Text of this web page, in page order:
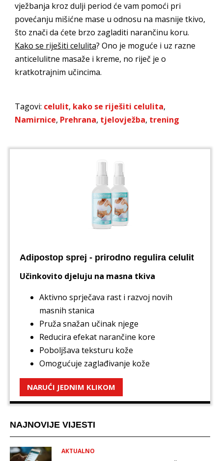
vježbanja kroz dulji period će vam pomoći pri
povećanju mišićne mase u odnosu na masnije tkivo,
što znači da ćete brzo zagladiti narančinu koru.
Kako se riješiti celulita? Ono je moguće i uz razne
anticelulitne masaže i kreme, no riječ je o
kratkotrajnim učincima.
Tagovi: celulit, kako se riješiti celulita,
Namirnice, Prehrana, tjelovježba, trening
Adipostop sprej - prirodno regulira celulit
Učinkovito djeluju na masna tkiva
Aktivno sprječava rast i razvoj novih
masnih stanica
Pruža snažan učinak njege
Reducira efekat narančine kore
Poboljšava teksturu kože
Omogućuje zaglađivanje kože
NARUĆI JEDNIM KLIKOM
NAJNOVIJE VIJESTI
AKTUALNO